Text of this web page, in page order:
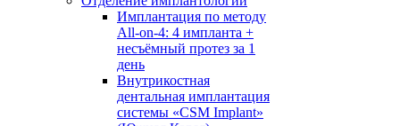
Имплантация по методу
All-on-4: 4 импланта +
несъёмный протез за 1
день
Внутрикостная
дентальная имплантация
системы «CSM Implant»